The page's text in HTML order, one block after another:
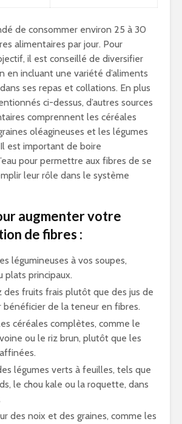
de consommer environ 25 à 30
alimentaires par jour. Pour
il est conseillé de diversifier
en incluant une variété d’aliments
ses repas et collations. En plus
ci-dessus, d’autres sources
comprennent les céréales
oléagineuses et les légumes
est important de boire
pour permettre aux fibres de se
leur rôle dans le système
augmenter votre
de fibres :
légumineuses à vos soupes,
plats principaux.
des fruits frais plutôt que des jus de
bénéficier de la teneur en fibres.
céréales complètes, comme le
ou le riz brun, plutôt que les
légumes verts à feuilles, tels que
le chou kale ou la roquette, dans
des noix et des graines, comme les